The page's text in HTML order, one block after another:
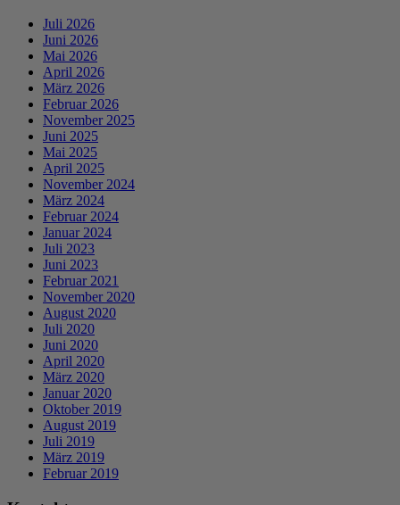
Juli 2026
Juni 2026
Mai 2026
April 2026
März 2026
Februar 2026
November 2025
Juni 2025
Mai 2025
April 2025
November 2024
März 2024
Februar 2024
Januar 2024
Juli 2023
Juni 2023
Februar 2021
November 2020
August 2020
Juli 2020
Juni 2020
April 2020
März 2020
Januar 2020
Oktober 2019
August 2019
Juli 2019
März 2019
Februar 2019